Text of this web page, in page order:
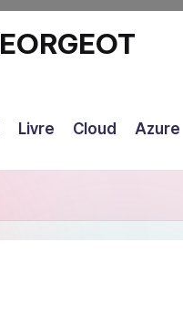
Livre Cloud Azure